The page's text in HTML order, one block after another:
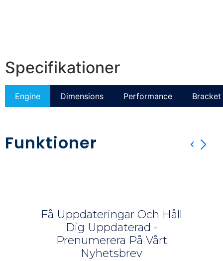
Specifikationer
Engine Dimensions Performance
Funktioner
Få Uppdateringar Och Håll
Dig Uppdaterad -
Prenumerera På Vårt
Nyhetsbrev